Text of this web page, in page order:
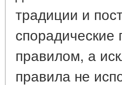
традиции и
правилом, а
правила не